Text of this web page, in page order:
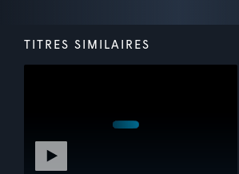
TITRES SIMILAIRES